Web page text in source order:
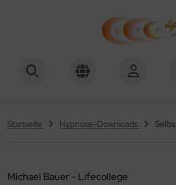
Startseite Hypnose-Downloads
Michael Bauer - Lifecollege